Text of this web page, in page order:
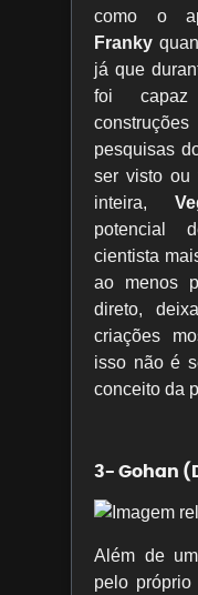
como o
Franky
já que
foi
pesquisas
ser visto ou
inteira,
potencial
cientista
ao menos
direto,
criações
isso não é
conceito da
3- Gohan
Além de
pelo próprio